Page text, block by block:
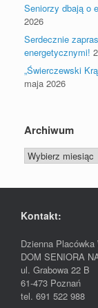
Seniorzy dbają o
2026
Serdecznie
energetycznymi!
„Świerczewski
maja 2026
Archiwum
Archiwum
Kontakt:
Dzienna
DOM SENIORA
ul. Grabowa 22 B
61-473 Poznań
tel. 691 522 988